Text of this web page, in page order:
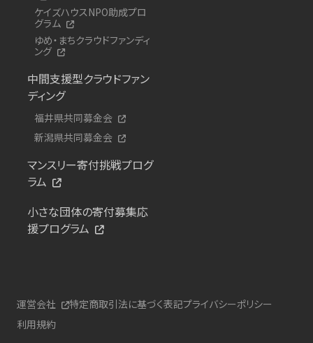
ケイズハウスNPO助成プロ
グラム
ゆめ・まちクラウドファンディ
ング
中間支援型クラウドファン
ディング
福井県共同募金会
新潟県共同募金会
マンスリー寄付挑戦プログ
ラム
小さな団体の寄付募集応
援プログラム
運営会社 特定商取引法に基づく表記プライバシーポリシー
利用規約